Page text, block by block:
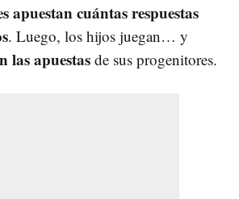
apuestan cuántas respuestas
. Luego, los hijos juegan… y
las apuestas de sus progenitores.